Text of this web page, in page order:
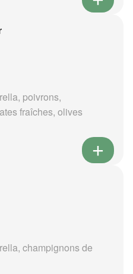
poivrons,
fraîches, olives
champignons de